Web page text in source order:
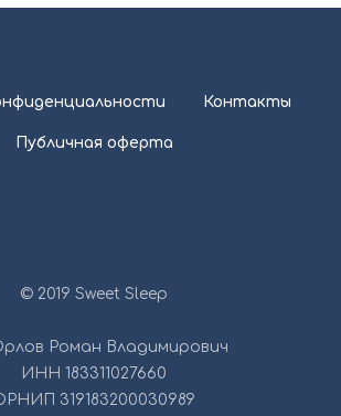
Контакты
Публичная оферта
© 2019 Sweet Sleep
Роман Владимирович
ИНН 183311027660
319183200030989